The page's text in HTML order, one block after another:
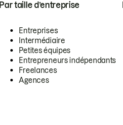
Par taille d’entreprise
Entreprises
Intermédiaire
Petites équipes
Entrepreneurs indépendants
Freelances
Agences